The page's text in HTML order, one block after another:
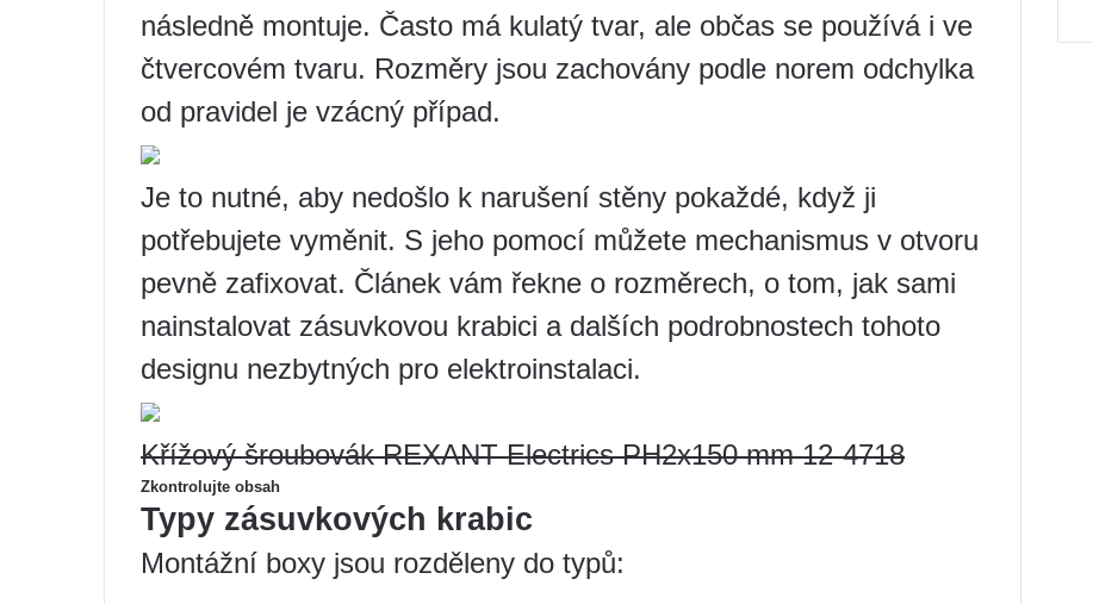
následně montuje. Často má kulatý tvar, ale občas se používá i ve
čtvercovém tvaru. Rozměry jsou zachovány podle norem odchylka
od pravidel je vzácný případ.
Je to nutné, aby nedošlo k narušení stěny pokaždé, když ji
potřebujete vyměnit. S jeho pomocí můžete mechanismus v otvoru
pevně zafixovat. Článek vám řekne o rozměrech, o tom, jak sami
nainstalovat zásuvkovou krabici a dalších podrobnostech tohoto
designu nezbytných pro elektroinstalaci.
Křížový šroubovák REXANT Electrics PH2x150 mm 12-4718
Zkontrolujte obsah
Typy zásuvkových krabic
Montážní boxy jsou rozděleny do typů: